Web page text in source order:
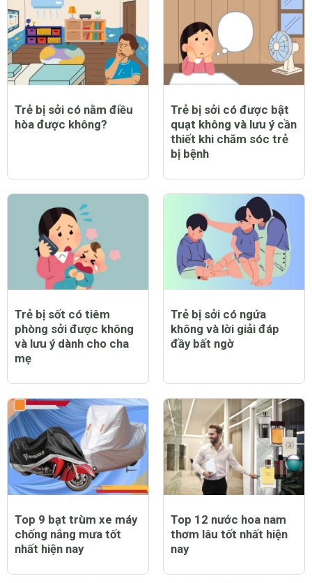
Trẻ bị sởi có nằm điều
hòa được không?
Trẻ bị sởi có được bật
quạt không và lưu ý cần
thiết khi chăm sóc trẻ
bị bệnh
Trẻ bị sốt có tiêm
phòng sởi được không
và lưu ý dành cho cha
mẹ
Trẻ bị sởi có ngứa
không và lời giải đáp
đầy bất ngờ
Top 9 bạt trùm xe máy
chống nắng mưa tốt
nhất hiện nay
Top 12 nước hoa nam
thơm lâu tốt nhất hiện
nay